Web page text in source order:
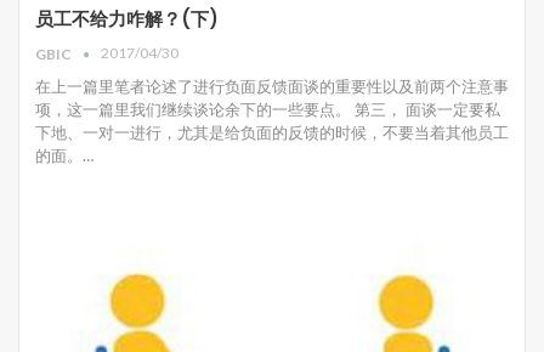
员工不给力咋解？(下)
GBIC 2017/04/30
在上一篇里笔者论述了进行负面反馈面谈的重要性以及前两个注意事
项，这一篇里我们继续谈论余下的一些要点。 第三， 面谈一定要私
下地、一对一进行，尤其是给负面的反馈的时候，不要当着其他员工
的面。…